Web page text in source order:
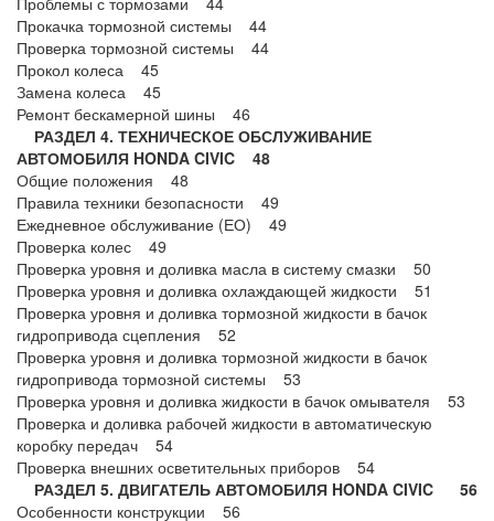
Прокачка тормозной системы 44
Проверка тормозной системы 44
Прокол колеса 45
Замена колеса 45
Ремонт бескамерной шины 46
РАЗДЕЛ 4. ТЕХНИЧЕСКОЕ ОБСЛУЖИВАНИЕ
АВТОМОБИЛЯ HONDA CIVIC 48
Общие положения 48
Правила техники безопасности 49
Ежедневное обслуживание (ЕО) 49
Проверка колес 49
Проверка уровня и доливка масла в систему смазки 50
Проверка уровня и доливка охлаждающей жидкости 51
Проверка уровня и доливка тормозной жидкости в бачок
гидропривода сцепления 52
Проверка уровня и доливка тормозной жидкости в бачок
гидропривода тормозной системы 53
Проверка уровня и доливка жидкости в бачок омывателя 53
Проверка и доливка рабочей жидкости в автоматическую
коробку передач 54
Проверка внешних осветительных приборов 54
РАЗДЕЛ 5. ДВИГАТЕЛЬ АВТОМОБИЛЯ HONDA CIVIC 56
Особенности конструкции 56